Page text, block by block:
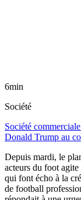
6min
Société
Société
Donald Trump au
Depuis mardi, le
acteurs du foot
qui font écho à la
de football